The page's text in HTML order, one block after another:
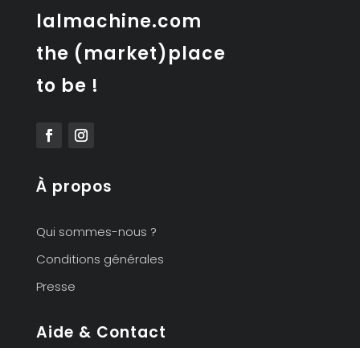
lalmachine.com
the (market)place
to be !
À propos
Qui sommes-nous ?
Conditions générales
Presse
Aide & Contact